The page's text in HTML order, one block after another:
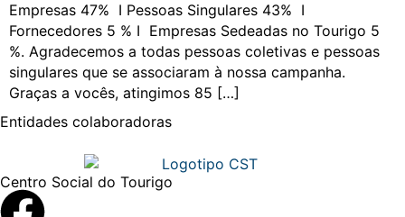
Empresas 47% I Pessoas Singulares 43% I
Fornecedores 5 % I Empresas Sedeadas no Tourigo 5
%. Agradecemos a todas pessoas coletivas e pessoas
singulares que se associaram à nossa campanha.
Graças a vocês, atingimos 85 […]
Entidades colaboradoras
Centro Social do Tourigo